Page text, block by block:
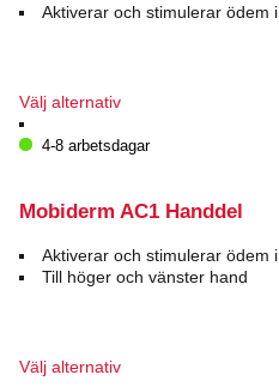
Aktiverar och stimulerar ödem
Välj alternativDen
produkten
varianter.
olika
alternativen
4-8 arbetsdagar
Mobiderm AC1 Handdel
Aktiverar och stimulerar ödem
Till höger och vänster hand
Välj alternativDen